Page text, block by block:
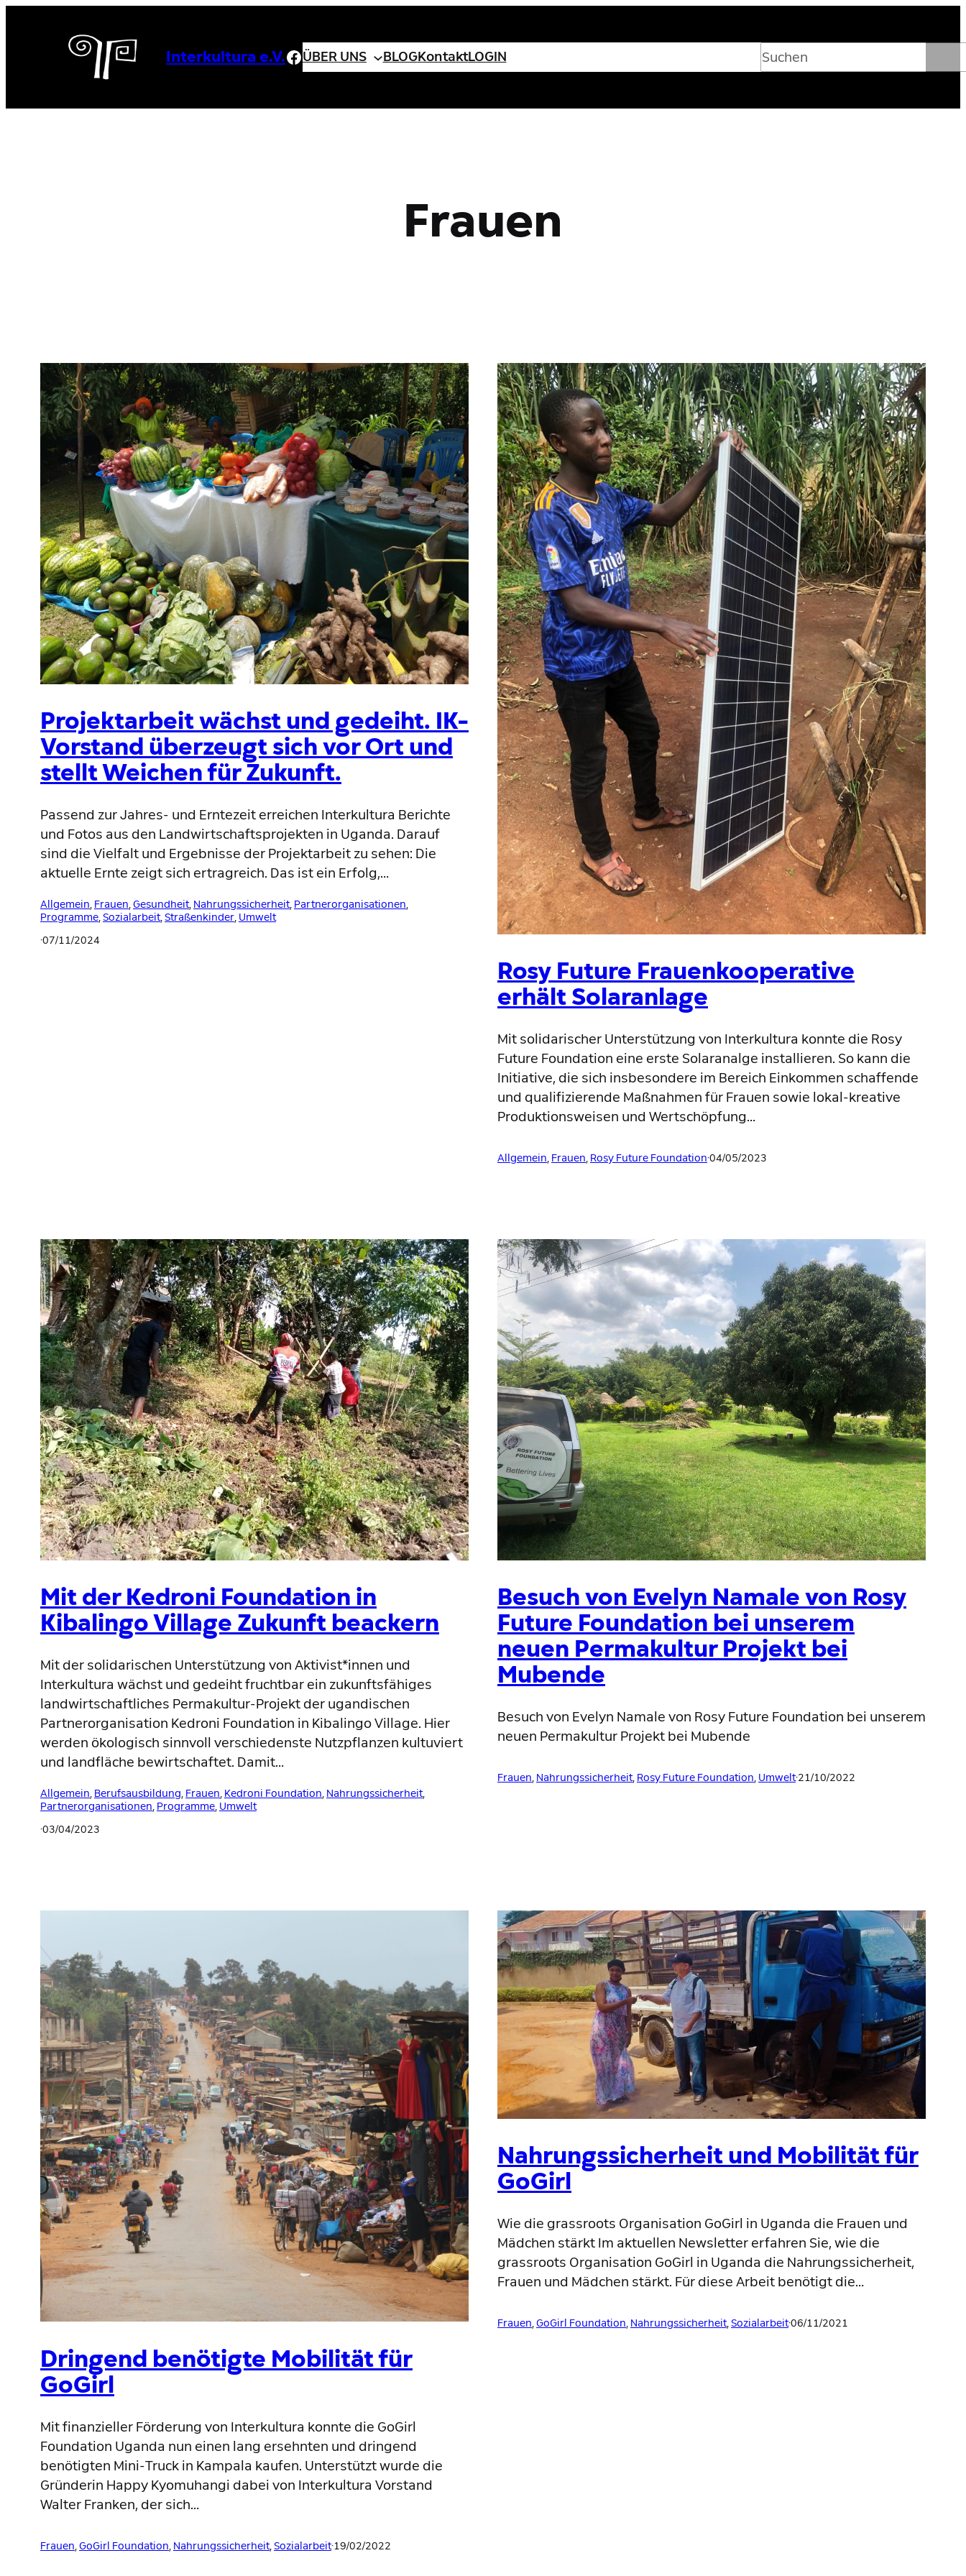
Interkultura e.V.Facebook
ÜBER UNS BLOGKontaktLOGIN Suchen
Frauen
Projektarbeit wächst und gedeiht. IK-
Vorstand überzeugt sich vor Ort und
stellt Weichen für Zukunft.
Passend zur Jahres- und Erntezeit erreichen Interkultura Berichte
und Fotos aus den Landwirtschaftsprojekten in Uganda. Darauf
sind die Vielfalt und Ergebnisse der Projektarbeit zu sehen: Die
aktuelle Ernte zeigt sich ertragreich. Das ist ein Erfolg,…
Allgemein, Frauen, Gesundheit, Nahrungssicherheit, Partnerorganisationen
Programme, Sozialarbeit, Straßenkinder, Umwelt
·07/11/2024
Rosy Future Frauenkooperative
erhält Solaranlage
Mit solidarischer Unterstützung von Interkultura konnte die Rosy
Future Foundation eine erste Solaranalge installieren. So kann die
Initiative, die sich insbesondere im Bereich Einkommen schaffende
und qualifizierende Maßnahmen für Frauen sowie lokal-kreative
Produktionsweisen und Wertschöpfung…
Allgemein, Frauen, Rosy Future Foundation·04/05/2023
Mit der Kedroni Foundation in
Kibalingo Village Zukunft beackern
Mit der solidarischen Unterstützung von Aktivist*innen und
Interkultura wächst und gedeiht fruchtbar ein zukunftsfähiges
landwirtschaftliches Permakultur-Projekt der ugandischen
Partnerorganisation Kedroni Foundation in Kibalingo Village. Hier
werden ökologisch sinnvoll verschiedenste Nutzpflanzen kultuviert
und landfläche bewirtschaftet. Damit…
Allgemein, Berufsausbildung, Frauen, Kedroni Foundation, Nahrungssicherheit
Partnerorganisationen, Programme, Umwelt
·03/04/2023
Besuch von Evelyn Namale von Rosy
Future Foundation bei unserem
neuen Permakultur Projekt bei
Mubende
Besuch von Evelyn Namale von Rosy Future Foundation bei unserem
neuen Permakultur Projekt bei Mubende
Frauen, Nahrungssicherheit, Rosy Future Foundation, Umwelt·21/10/2022
Dringend benötigte Mobilität für
GoGirl
Mit finanzieller Förderung von Interkultura konnte die GoGirl
Foundation Uganda nun einen lang ersehnten und dringend
benötigten Mini-Truck in Kampala kaufen. Unterstützt wurde die
Gründerin Happy Kyomuhangi dabei von Interkultura Vorstand
Walter Franken, der sich…
Frauen GoGirl Foundation Nahrungssicherheit, Sozialarbeit·19/02/2022
Nahrungssicherheit und Mobilität für
GoGirl
Wie die grassroots Organisation GoGirl in Uganda die Frauen und
Mädchen stärkt Im aktuellen Newsletter erfahren Sie, wie die
grassroots Organisation GoGirl in Uganda die Nahrungssicherheit,
Frauen und Mädchen stärkt. Für diese Arbeit benötigt die…
Frauen, GoGirl Foundation, Nahrungssicherheit, Sozialarbeit·06/11/2021